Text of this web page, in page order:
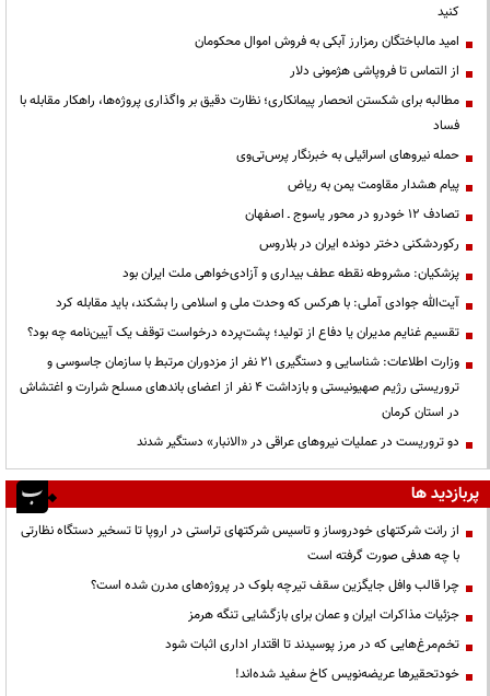
کنید
امید مالباختگان رمزارز آبکی به فروش اموال محکومان
از التماس تا فروپاشی هژمونی دلار
مطالبه برای شکستن انحصار پیمانکاری؛ نظارت دقیق بر واگذاری پروژه‌ها، راهکار مقابله با
فساد
حمله نیروهای اسرائیلی به خبرنگار پرس‌تی‌وی
پیام هشدار مقاومت یمن به ریاض
تصادف ۱۲ خودرو در محور یاسوج ـ اصفهان
رکوردشکنی دختر دونده ایران در بلاروس
پزشکیان: مشروطه نقطه عطف بیداری و آزادی‌خواهی ملت ایران بود
آیت‌الله جوادی آملی: با هرکس که وحدت ملی و اسلامی را بشکند، باید مقابله کرد
تقسیم غنایم مدیران یا دفاع از تولید؛ پشت‌پرده درخواست توقف یک آیین‌نامه چه بود؟
وزارت اطلاعات: شناسایی و دستگیری ۲۱ نفر از مزدوران مرتبط با سازمان جاسوسی و
تروریستی رژیم صهیونیستی و بازداشت ۴ نفر از اعضای باندهای مسلح شرارت و اغتشاش
در استان کرمان
دو تروریست در عملیات نیروهای عراقی در «الانبار» دستگیر شدند
پربازدید ها
از رانت‌ شرکتهای خودروساز و تاسیس شرکتهای تراستی در اروپا تا تسخیر دستگاه نظارتی
با چه هدفی صورت گرفته است
چرا قالب وافل جایگزین سقف تیرچه بلوک در پروژه‌های مدرن شده است؟
جزئیات مذاکرات ایران و عمان برای بازگشایی تنگه هرمز
تخم‌مرغ‌هایی که در مرز پوسیدند تا اقتدار اداری اثبات شود
خودتحقیرها عریضه‌نویس کاخ سفید شده‌اند!